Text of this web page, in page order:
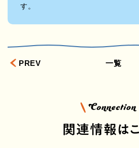
す。
PREV 一覧
関連情報は